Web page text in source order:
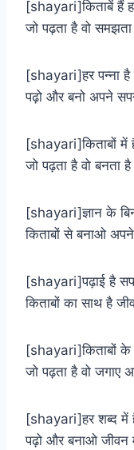
[shayari]किताबें हैं
जो पढ़ता है वो
[shayari]हर पन्ना
पढ़ो और बनो अपने
[shayari]किताबों में
जो पढ़ता है वो
[shayari]ज्ञान के
किताबों से बनाओ
[shayari]पढ़ाई है
किताबों का साथ है
[shayari]किताबों के
जो पढ़ता है वो
[shayari]हर शब्द
पढ़ो और बनाओ